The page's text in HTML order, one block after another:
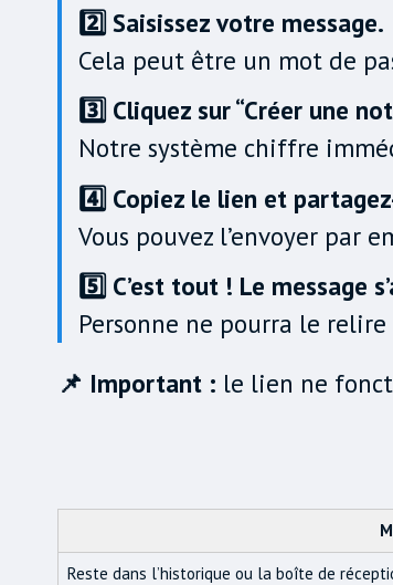
2️⃣ Saisissez votre message.
Cela peut être un mot de
3️⃣ Cliquez sur “Créer une
Notre système chiffre
4️⃣ Copiez le lien et
Vous pouvez l’envoyer par
5️⃣ C’est tout ! Le message
Personne ne pourra le
📌 Important : le lien ne
Reste dans l’historique ou la boîte de